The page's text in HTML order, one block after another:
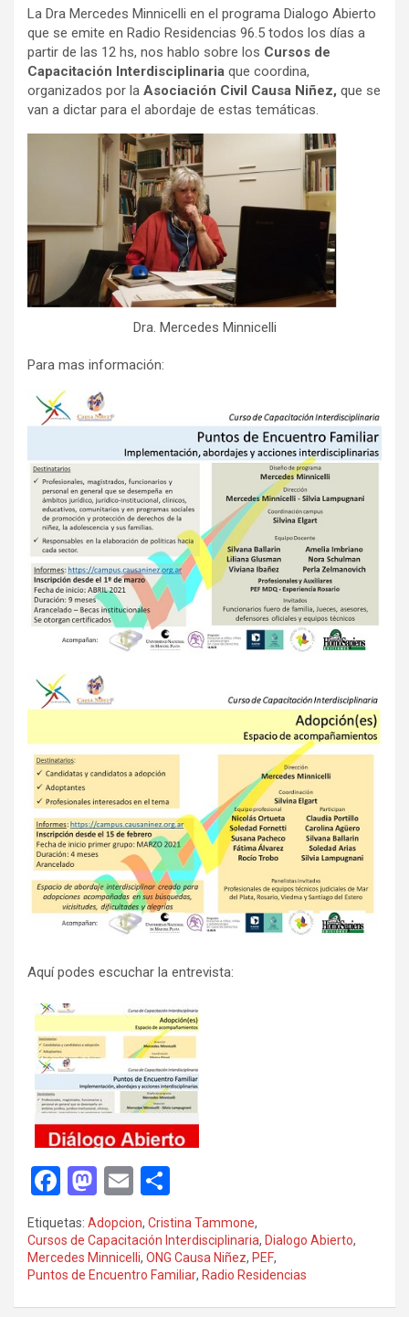
La Dra Mercedes Minnicelli en el programa Dialogo Abierto
que se emite en Radio Residencias 96.5 todos los días a
partir de las 12 hs, nos hablo sobre los Cursos de
Capacitación Interdisciplinaria que coordina,
organizados por la Asociación Civil Causa Niñez, que se
van a dictar para el abordaje de estas temáticas.
Dra. Mercedes Minnicelli
Para mas información:
Aquí podes escuchar la entrevista:
F
a
ce
b
o
M
a
st
o
d
E
m
ail
o
m
p
ar
Etiquetas: Adopcion, Cristina Tammone,
Cursos de Capacitación Interdisciplinaria, Dialogo Abierto,
Mercedes Minnicelli, ONG Causa Niñez, PEF,
Puntos de Encuentro Familiar, Radio Residencias